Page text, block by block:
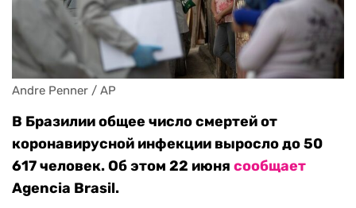
Andre Penner / AP
В Бразилии общее число смертей от
коронавирусной инфекции выросло до 50
617 человек. Об этом 22 июня сообщает
Agencia Brasil.